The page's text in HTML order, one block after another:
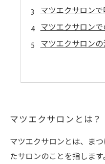
マツエクサロン
マツエクサロン
マツエクサロン
マツエクサロンとは？
マツエクサロンとは、ま
たサロンのことを指しま